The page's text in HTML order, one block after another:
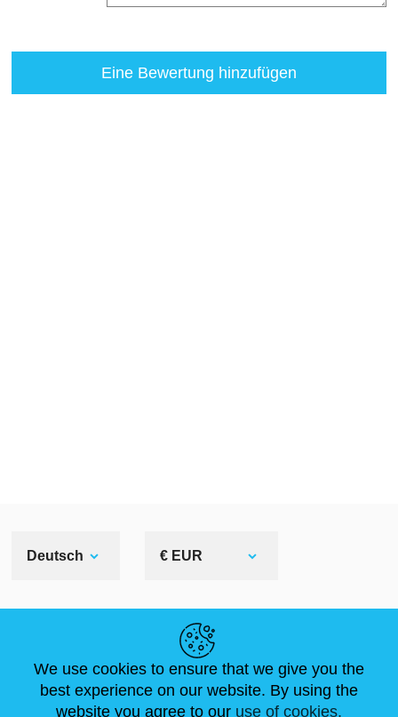
Eine Bewertung hinzufügen
Deutsch € EUR
NEUIGKEITEN
ARTIKEL
ABOUT US
FAQ
STANDARDGRÖSSEN
SCHREIB UNS
We use cookies to ensure that we give you the
best experience on our website. By using the
website you agree to our use of cookies.